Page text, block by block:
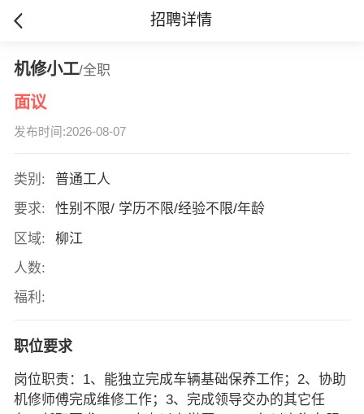
招聘详情
机修小工/全职
面议
发布时间:2026-08-07
类别:
普通工人
要求:
性别不限/ 学历不限/经验不限/年龄
区域:
柳江
人数:
福利:
职位要求
岗位职责：1、能独立完成车辆基础保养工作；2、协助
机修师傅完成维修工作；3、完成领导交办的其它任